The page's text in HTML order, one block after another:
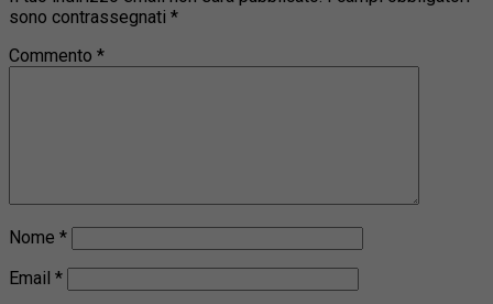
sono contrassegnati *
Commento *
Nome *
Email *